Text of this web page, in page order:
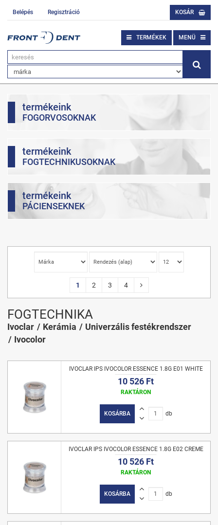
Belépés Regisztráció KOSÁR
TERMÉKEK MENÜ
termékeink
FOGORVOSOKNAK
termékeink
FOGTECHNIKUSOKNAK
termékeink
PÁCIENSEKNEK
1 2 3 4
FOGTECHNIKA
Ivoclar Kerámia
Univerzális festékrendszer
Ivocolor
IVOCLAR IPS IVOCOLOR ESSENCE 1.8G E01 WHITE
10 526 Ft
RAKTÁRON
KOSÁRBA db
IVOCLAR IPS IVOCOLOR ESSENCE 1.8G E02 CREME
10 526 Ft
RAKTÁRON
KOSÁRBA db